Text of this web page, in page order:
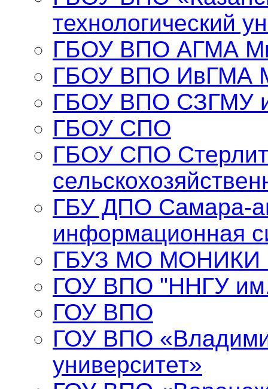
технологический
ГБОУ ВПО АГМА
ГБОУ ВПО ИвГМА
ГБОУ ВПО СЗГМУ
ГБОУ СПО
ГБОУ СПО
ГБУ ДПО Самара-
информационная
ГБУЗ МО МОНИКИ
ГОУ ВПО "ННГУ им.
ГОУ ВПО
ГОУ ВПО
университет»